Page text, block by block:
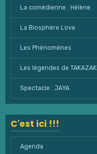
La comédienne : Hélène
La Biosphère Love
Les Phénomènes
Les légendes de TAKAZAKI
Spectacle : JAYA
C'est ici !!!
Agenda